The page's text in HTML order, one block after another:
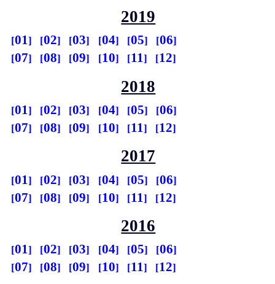
2019
01 02 03 04 05
06
07
08 09 10 11 12
2018
01 02 03 04 05
06
07
08 09 10 11 12
2017
01 02 03 04 05
06
07
08 09 10 11 12
2016
01 02 03 04 05
06
07
08 09 10 11 12